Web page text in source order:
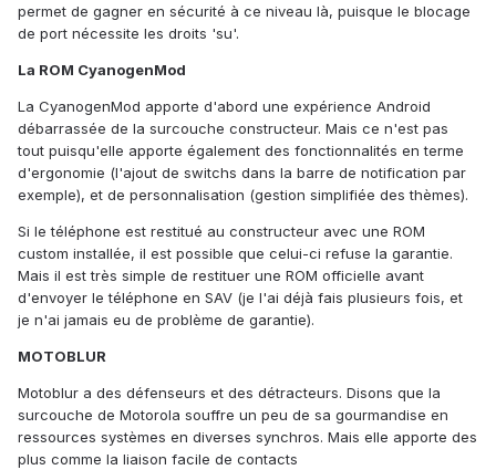
permet de gagner en sécurité à ce niveau là, puisque le blocage
de port nécessite les droits 'su'.
La ROM CyanogenMod
La CyanogenMod apporte d'abord une expérience Android
débarrassée de la surcouche constructeur. Mais ce n'est pas
tout puisqu'elle apporte également des fonctionnalités en terme
d'ergonomie (l'ajout de switchs dans la barre de notification par
exemple), et de personnalisation (gestion simplifiée des thèmes).
Si le téléphone est restitué au constructeur avec une ROM
custom installée, il est possible que celui-ci refuse la garantie.
Mais il est très simple de restituer une ROM officielle avant
d'envoyer le téléphone en SAV (je l'ai déjà fais plusieurs fois, et
je n'ai jamais eu de problème de garantie).
MOTOBLUR
Motoblur a des défenseurs et des détracteurs. Disons que la
surcouche de Motorola souffre un peu de sa gourmandise en
ressources systèmes en diverses synchros. Mais elle apporte des
plus comme la liaison facile de contacts